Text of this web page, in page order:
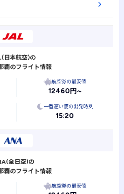
日本航空)の
覇のフライト情報
航空券の最安値
12460円~
一番遅い便の出発時刻
15:20
全日空)の
覇のフライト情報
航空券の最安値